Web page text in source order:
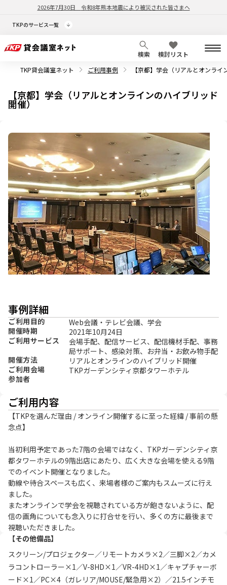
2026年7月30日 令和8年熊本地震により被災された皆さまへ
TKPのサービス一覧
検索
検討リスト
TKP貸会議室ネット
ご利用事例 【京都】学会（リアルとオンラ
【京都】学会（リアルとオンラインのハイブリッド
開催）
事例詳細
ご利用目的
Web会議・テレビ会議、学会
開催時期
2021年10月24日
ご利用サービス
会場手配、配信サービス、配信機材手配、事務
局サポート、感染対策、お弁当・お飲み物手配
開催方法
リアルとオンラインのハイブリッド開催
ご利用会場
TKPガーデンシティ京都タワーホテル
参加者
ご利用内容
【TKPを選んだ理由 / オンライン開催するに至った経緯 / 事前の懸
念点】
当初利用予定であった7階の会場ではなく、TKPガーデンシティ京
都タワーホテルの9階出店にあたり、広く大きな会場を使える9階
でのイベント開催となりました。
動線や待合スペースも広く、来場者様のご案内もスムーズに行え
ました。
またオンラインで学会を視聴されている方が飽きないように、配
信の画角についても念入りに打合せを行い、多くの方に最後まで
視聴いただきました。
【その他備品】
スクリーン/プロジェクター／リモートカメラ×2／三脚×2／カメ
ラコントローラー×1／V-8HD×1／VR-4HD×1／キャプチャーボ
ード×1／PC×4（ガレリア/MOUSE/緊急用×2）／21.5インチモ